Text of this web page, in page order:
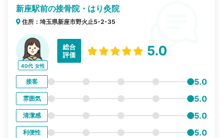
新座駅前の接骨院・はり灸院
住所：埼玉県新座市野火止5-2-35
40代 女性
総合
評価
5.0
接客 5.0
雰囲気 5.0
清潔感 5.0
利便性 5.0